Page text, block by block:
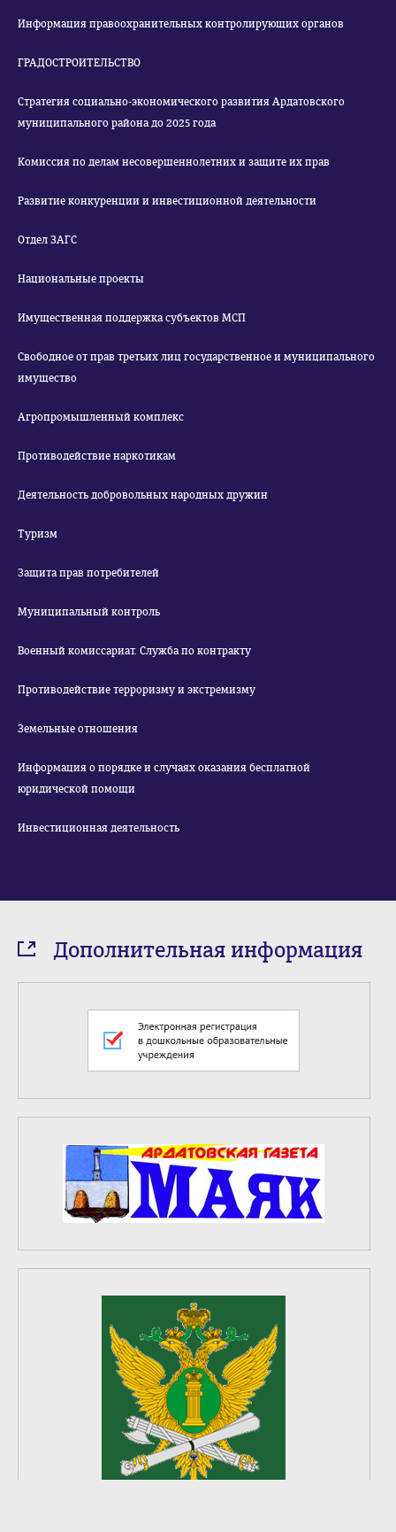
Информация правоохранительных контролирующих органов
ГРАДОСТРОИТЕЛЬСТВО
Стратегия социально-экономического развития Ардатовского
муниципального района до 2025 года
Комиссия по делам несовершеннолетних и защите их прав
Развитие конкуренции и инвестиционной деятельности
Отдел ЗАГС
Национальные проекты
Имущественная поддержка субъектов МСП
Свободное от прав третьих лиц государственное и муниципального
имущество
Агропромышленный комплекс
Противодействие наркотикам
Деятельность добровольных народных дружин
Туризм
Защита прав потребителей
Муниципальный контроль
Военный комиссариат. Служба по контракту
Противодействие терроризму и экстремизму
Земельные отношения
Информация о порядке и случаях оказания бесплатной
юридической помощи
Инвестиционная деятельность
Дополнительная информация